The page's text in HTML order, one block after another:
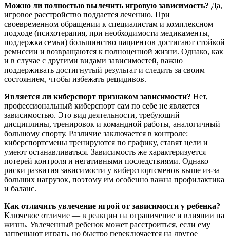
Можно ли полностью вылечить игровую зависимость? Да,
игровое расстройство поддается лечению. При
своевременном обращении к специалистам и комплексном
подходе (психотерапия, при необходимости медикаменты,
поддержка семьи) большинство пациентов достигают стойкой
ремиссии и возвращаются к полноценной жизни. Однако, как
и в случае с другими видами зависимостей, важно
поддерживать достигнутый результат и следить за своим
состоянием, чтобы избежать рецидивов.
Является ли киберспорт признаком зависимости? Нет,
профессиональный киберспорт сам по себе не является
зависимостью. Это вид деятельности, требующий
дисциплины, тренировок и командной работы, аналогичный
большому спорту. Различие заключается в контроле:
киберспортсмены тренируются по графику, ставят цели и
умеют останавливаться. Зависимость же характеризуется
потерей контроля и негативными последствиями. Однако
риски развития зависимости у киберспортсменов выше из-за
больших нагрузок, поэтому им особенно важна профилактика
и баланс.
Как отличить увлечение игрой от зависимости у ребенка?
Ключевое отличие — в реакции на ограничение и влиянии на
жизнь. Увлеченный ребенок может расстроиться, если ему
запрещают играть, но быстро переключается на другое